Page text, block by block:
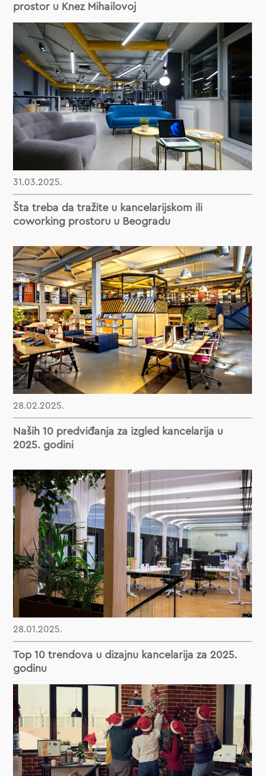
prostor u Knez Mihailovoj
31.03.2025.
Šta treba da tražite u kancelarijskom ili
coworking prostoru u Beogradu
28.02.2025.
Naših 10 predviđanja za izgled kancelarija u
2025. godini
28.01.2025.
Top 10 trendova u dizajnu kancelarija za 2025.
godinu